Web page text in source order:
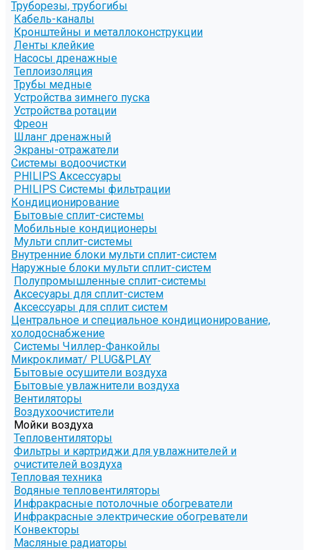
Труборезы, трубогибы
Кабель-каналы
Кронштейны и металлоконструкции
Ленты клейкие
Насосы дренажные
Теплоизоляция
Трубы медные
Устройства зимнего пуска
Устройства ротации
Фреон
Шланг дренажный
Экраны-отражатели
Системы водоочистки
PHILIPS Аксессуары
PHILIPS Системы фильтрации
Кондиционирование
Бытовые сплит-системы
Мобильные кондиционеры
Мульти сплит-системы
Внутренние блоки мульти сплит-систем
Наружные блоки мульти сплит-систем
Полупромышленные сплит-системы
Аксесуары для сплит-систем
Аксессуары для сплит систем
Центральное и специальное кондиционирование,
холодоснабжение
Системы Чиллер-Фанкойлы
Микроклимат/ PLUG&PLAY
Бытовые осушители воздуха
Бытовые увлажнители воздуха
Вентиляторы
Воздухоочистители
Мойки воздуха
Тепловентиляторы
Фильтры и картриджи для увлажнителей и
очистителей воздуха
Тепловая техника
Водяные тепловентиляторы
Инфракрасные потолочные обогреватели
Инфракрасные электрические обогреватели
Конвекторы
Масляные радиаторы